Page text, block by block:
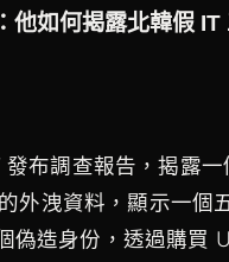
他如何揭露北韓假 IT
發布調查報告，揭露
外洩資料，顯示一個
偽造身份，透過購買